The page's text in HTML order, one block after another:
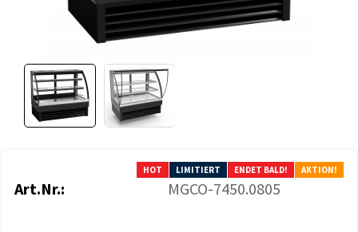
HOT LIMITIERT ENDET BALD! AKTION!
Art.Nr.: MGCO-7450.0805